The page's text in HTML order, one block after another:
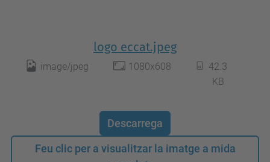
logo eccat.jpeg
image/jpeg 1080x608
42.3
KB
Descarrega
Feu clic per a visualitzar la imatge a mida